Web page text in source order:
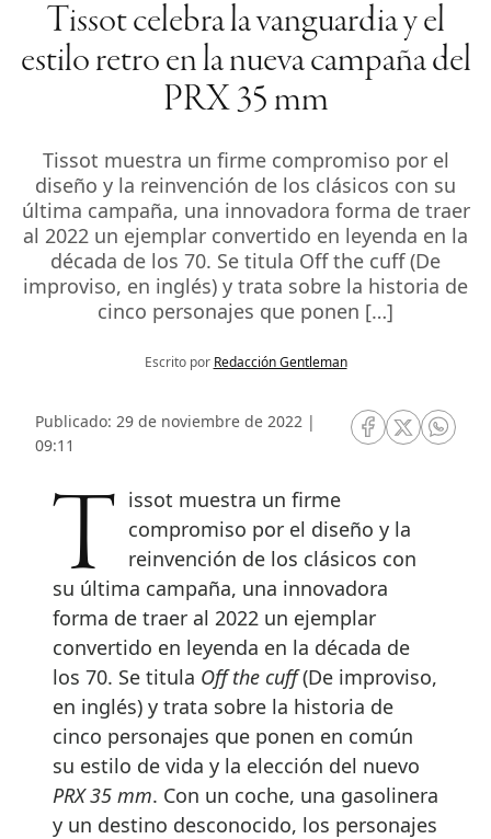
Tissot celebra la vanguardia y el
estilo retro en la nueva campaña del
PRX 35 mm
Tissot muestra un firme compromiso por el
diseño y la reinvención de los clásicos con su
última campaña, una innovadora forma de traer
al 2022 un ejemplar convertido en leyenda en la
década de los 70. Se titula Off the cuff (De
improviso, en inglés) y trata sobre la historia de
cinco personajes que ponen […]
Escrito por Redacción Gentleman
Publicado: 29 de noviembre de 2022 |
09:11
RRSS Facebook
RRSSRRSS
Tissot muestra un firme compromiso por el diseño y la
reinvención de los clásicos con
su última campaña, una innovadora
forma de traer al 2022 un ejemplar
convertido en leyenda en la década de
los 70. Se titula Off the cuff(De improviso,
en inglés) y trata sobre la historia de
cinco personajes que ponen en común
su estilo de vida y la elección del nuevo
PRX 35 mm. Con un coche, una gasolinera
y un destino desconocido, los personajes